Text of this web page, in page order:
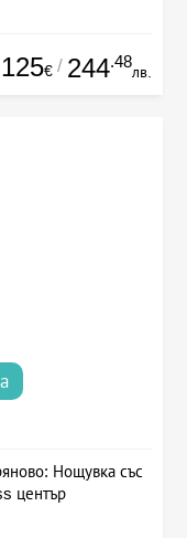
125€ / 244.48
лв.
Нощувка със
център